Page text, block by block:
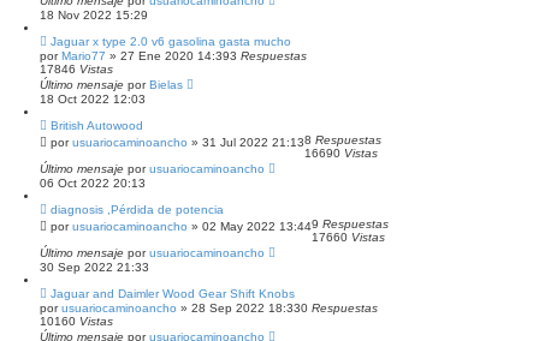
18 Nov 2022 15:29
Jaguar x type 2.0 v6 gasolina gasta mucho
porMario77 » 27 Ene 2020 14:393 Respuestas
17846 Vistas
Último mensaje porBielas
18 Oct 2022 12:03
British Autowood
porusuariocaminoancho » 31 Jul 2022 21:138 Respuestas
16690 Vistas
Último mensaje porusuariocaminoancho
06 Oct 2022 20:13
diagnosis ,Pérdida de potencia
porusuariocaminoancho » 02 May 2022 13:449 Respuestas
17660 Vistas
Último mensaje porusuariocaminoancho
30 Sep 2022 21:33
Jaguar and Daimler Wood Gear Shift Knobs
porusuariocaminoancho » 28 Sep 2022 18:330 Respuestas
10160 Vistas
Último mensaje porusuariocaminoancho